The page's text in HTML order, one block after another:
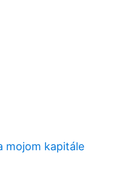
mojom kapitále